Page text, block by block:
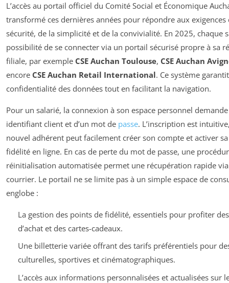
L’accès au portail officiel du Comité Social et Économique
transformé ces dernières années pour répondre aux exigences
sécurité, de la simplicité et de la convivialité. En 2025, chaque
possibilité de se connecter via un portail sécurisé propre à sa
filiale, par exemple CSE Auchan Toulouse, CSE Auchan
encore CSE Auchan Retail International. Ce système
confidentialité des données tout en facilitant la navigation.
Pour un salarié, la connexion à son espace personnel demande
identifiant client et d’un mot de passe. L’inscription est
nouvel adhérent peut facilement créer son compte et activer
fidélité en ligne. En cas de perte du mot de passe, une
réinitialisation automatisée permet une récupération rapide
courrier. Le portail ne se limite pas à un simple espace de
englobe :
La gestion des points de fidélité, essentiels pour profiter
d’achat et des cartes-cadeaux.
Une billetterie variée offrant des tarifs préférentiels pour
culturelles, sportives et cinématographiques.
L’accès aux informations personnalisées et actualisées sur